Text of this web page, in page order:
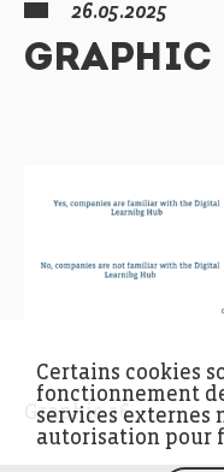
26.05.2025
GRAPHIC
Graphic 16
Certains cookies
fonctionnement
services externes
autorisation pour